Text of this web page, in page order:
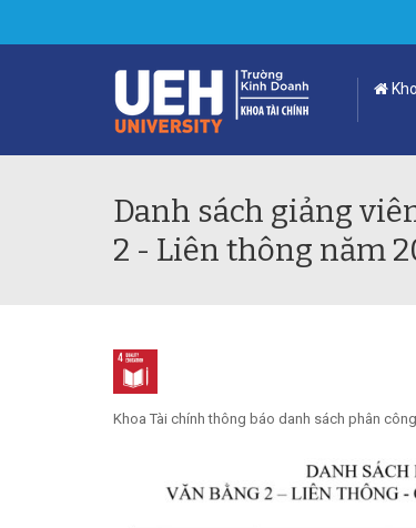
Danh sách giảng
2 - Liên thông năm
Khoa Tài chính thông báo danh sách phân